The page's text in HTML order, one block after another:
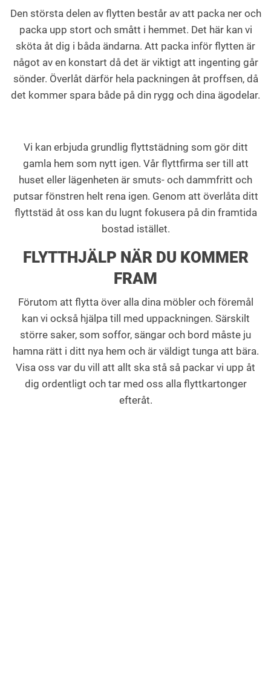
Den största delen av flytten består av att packa ner och
packa upp stort och smått i hemmet. Det här kan vi
sköta åt dig i båda ändarna. Att packa inför flytten är
något av en konstart då det är viktigt att ingenting går
sönder. Överlåt därför hela packningen åt proffsen, då
det kommer spara både på din rygg och dina ägodelar.
Vi kan erbjuda grundlig flyttstädning som gör ditt
gamla hem som nytt igen. Vår flyttfirma ser till att
huset eller lägenheten är smuts- och dammfritt och
putsar fönstren helt rena igen. Genom att överlåta ditt
flyttstäd åt oss kan du lugnt fokusera på din framtida
bostad istället.
FLYTTHJÄLP NÄR DU KOMMER
FRAM
Förutom att flytta över alla dina möbler och föremål
kan vi också hjälpa till med uppackningen. Särskilt
större saker, som soffor, sängar och bord måste ju
hamna rätt i ditt nya hem och är väldigt tunga att bära.
Visa oss var du vill att allt ska stå så packar vi upp åt
dig ordentligt och tar med oss alla flyttkartonger
efteråt.